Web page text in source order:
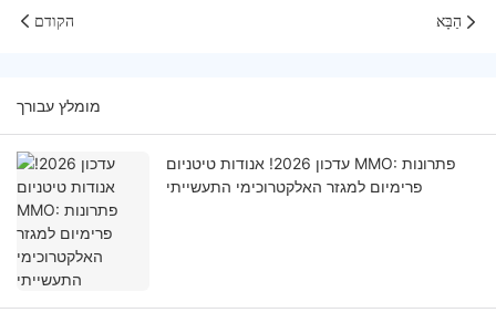
הקודם הַבָּא
מומלץ עבורך
עדכון 2026! אנודות טיטניום MMO: פתרונות
פרימיום למגזר האלקטרוכימי התעשייתי